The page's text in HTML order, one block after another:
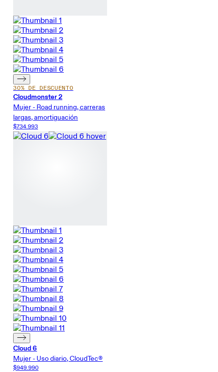
30% DE DESCUENTO
Cloudmonster 2
Mujer - Road running, carreras
largas, amortiguación
$734.993
Cloud 6
Mujer - Uso diario, CloudTec®
$949.990